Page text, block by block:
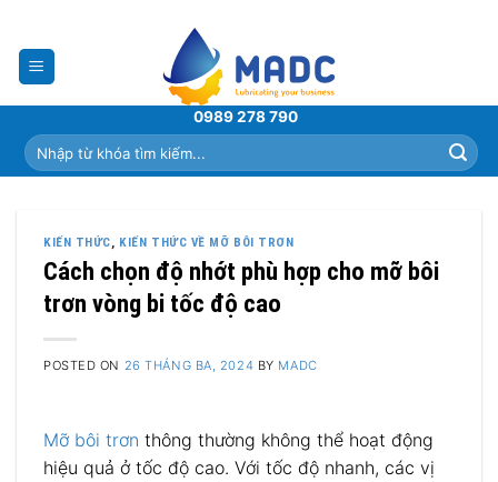
content
0989 278 790
Tìm
kiếm:
KIẾN THỨC, KIẾN THỨC VỀ MỠ BÔI TRƠN
Cách chọn độ nhớt phù hợp cho mỡ bôi
trơn vòng bi tốc độ cao
POSTED ON 26 THÁNG BA, 2024 BY MADC
Mỡ bôi trơn thông thường không thể hoạt động
hiệu quả ở tốc độ cao. Với tốc độ nhanh, các vị